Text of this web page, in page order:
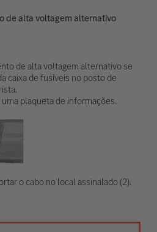
de alta voltagem alternativo
de alta voltagem alternativo se
caixa de fusíveis no posto de
plaqueta de informações.
o cabo no local assinalado (2).